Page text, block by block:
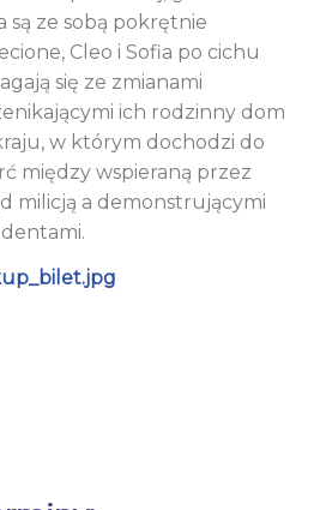
są ze sobą pokrętnie
Cleo i Sofia po cichu
się ze zmianami
ich rodzinny dom
w którym dochodzi do
między wspieraną przez
milicją a demonstrującymi